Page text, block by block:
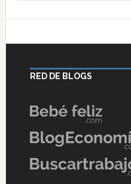
RED DE BLOGS